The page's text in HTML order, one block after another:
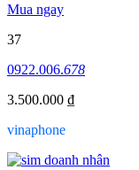
Mua ngay
37
0922.006.678
3.500.000 ₫
vinaphone